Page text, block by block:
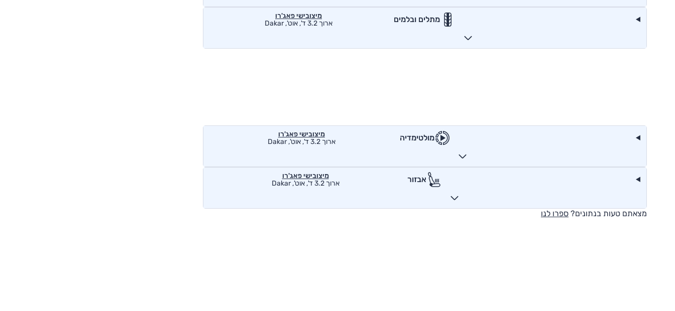
מתלים ובלמים
מיצובישי פאג'רו
ארוך 3.2 ד', אוט', Dakar
מולטימדיה
מיצובישי פאג'רו
ארוך 3.2 ד', אוט', Dakar
אבזור
מיצובישי פאג'רו
ארוך 3.2 ד', אוט', Dakar
מצאתם טעות בנתונים? ספרו לנו